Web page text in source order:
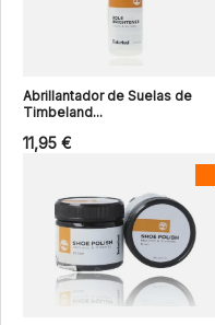
Abrillantador de Suelas de
Timbeland...
11,95 €